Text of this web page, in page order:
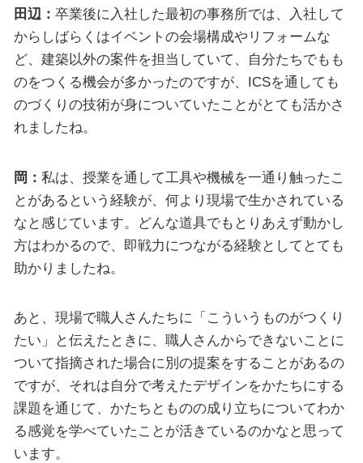
田辺： 卒業後に入社した最初の事務所では、入社して
からしばらくはイベントの会場構成やリフォームな
ど、建築以外の案件を担当していて、自分たちでもも
のをつくる機会が多かったのですが、ICSを通しても
のづくりの技術が身についていたことがとても活かさ
れましたね。
岡： 私は、授業を通して工具や機械を一通り触ったこ
とがあるという経験が、何より現場で生かされている
なと感じています。どんな道具でもとりあえず動かし
方はわかるので、即戦力につながる経験としてとても
助かりましたね。
あと、現場で職人さんたちに「こういうものがつくり
たい」と伝えたときに、職人さんからできないことに
ついて指摘された場合に別の提案をすることがあるの
ですが、それは自分で考えたデザインをかたちにする
課題を通じて、かたちとものの成り立ちについてわか
る感覚を学べていたことが活きているのかなと思って
います。